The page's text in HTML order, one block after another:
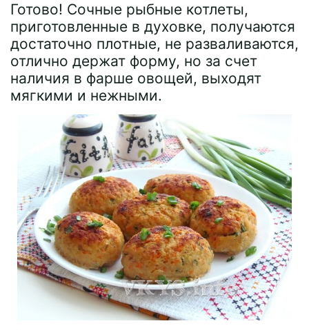
Готово! Сочные рыбные котлеты,
приготовленные в духовке, получаются
достаточно плотные, не разваливаются,
отлично держат форму, но за счет
наличия в фарше овощей, выходят
мягкими и нежными.